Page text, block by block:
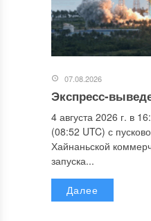
07.08.2026
Экспресс-
4 августа 2026 г. в
(08:52 UTC) с
Хайнаньской
запуска...
Далее